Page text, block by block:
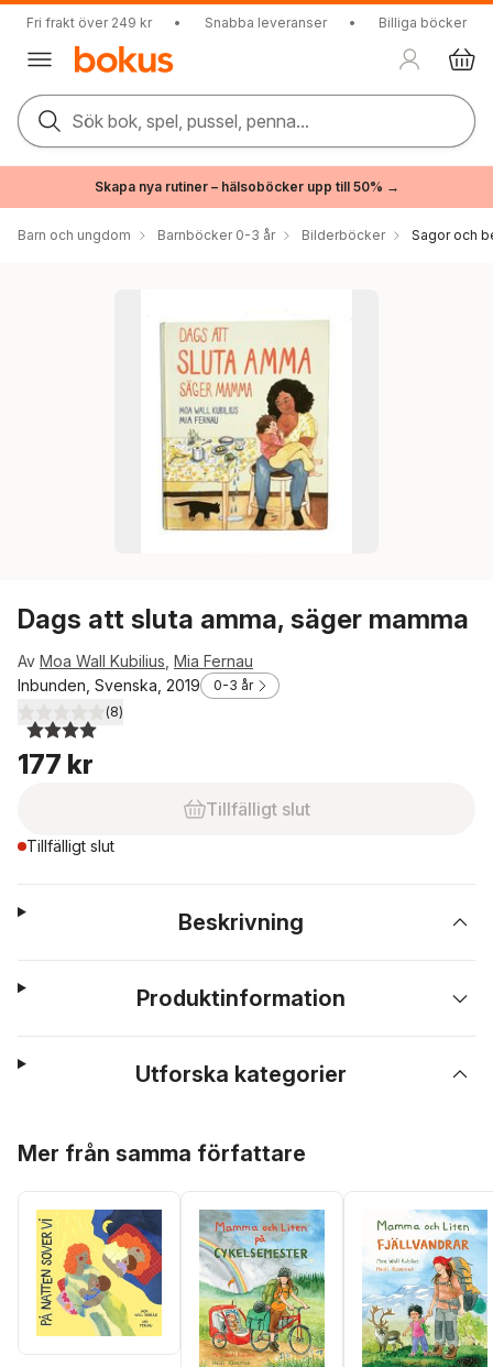
Fri frakt över 249 kr • Snabba leveranser • Billiga böcker
Sök bok, spel, pussel, penna...
Skapa nya rutiner – hälsoböcker upp till 50% →
Barn och ungdom Barnböcker 0-3 år Bilderböcker Sagor och
Dags att sluta amma, säger mamma
Av Moa Wall Kubilius Mia Fernau
Inbunden, Svenska, 2019
0-3 år
4,0utav 5 stjärnor. Totalt antal röster:
(8)
177 kr
Tillfälligt slut
Tillfälligt slut
Beskrivning
Produktinformation
Utforska kategorier
Mer från samma författare